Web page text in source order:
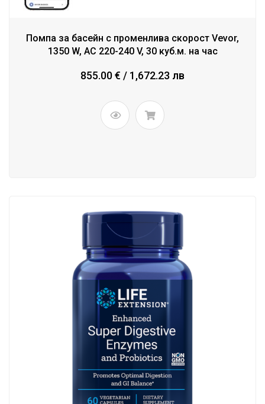
Помпа за басейн с променлива скорост Vevor,
1350 W, AC 220-240 V, 30 куб.м. на час
855.00 € / 1,672.23 лв